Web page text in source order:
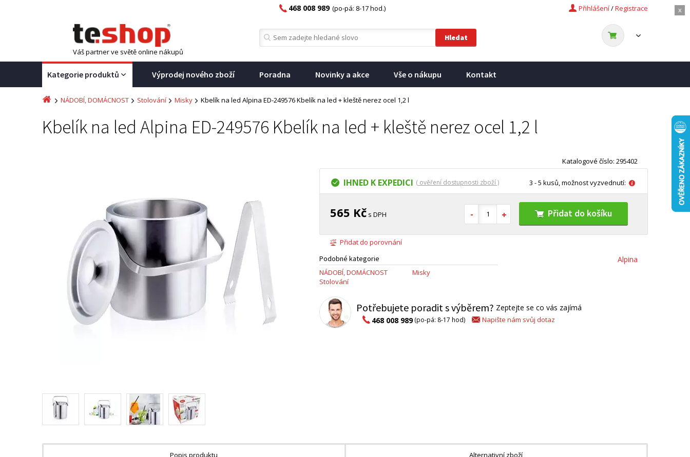
x
Registrace
/
Přihlášení
468 008 989 (po-pá: 8-17 hod.)
Váš partner ve světě online nákupů
Kategorie produktů Výprodej nového zboží Poradna Novinky a akce Vše o nákupu Kontakt
NÁDOBÍ, DOMÁCNOST Stolování Misky Kbelík na led Alpina ED-249576 Kbelík na led + kleště nerez ocel 1,2 l
Kbelík na led Alpina ED-249576 Kbelík na led + kleště nerez ocel 1,2 l
Katalogové číslo: 295402
IHNED K EXPEDICI ( ověření dostupnosti zboží ) 3 - 5 kusů, možnost vyzvednutí:
565 Kč s DPH Přidat do košíku
Přidat do porovnání
Podobné kategorie
NÁDOBÍ, DOMÁCNOST
Stolování
Misky
Alpina
Potřebujete poradit s výběrem? Zeptejte se co vás zajímá
468 008 989(po-pá: 8-17 hod) Napište nám svůj dotaz
Popis produktu Alternativní zboží